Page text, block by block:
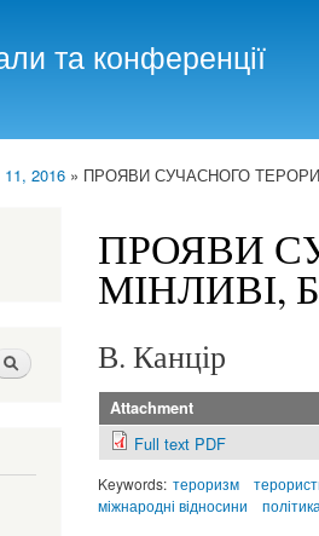
та конференції
2016 » ПРОЯВИ СУЧАСНОГО
ПРОЯВИ
МІНЛИВІ,
В. Канцір
Attachment
Full text PDF
Keywords: тероризм
міжнародні відносини